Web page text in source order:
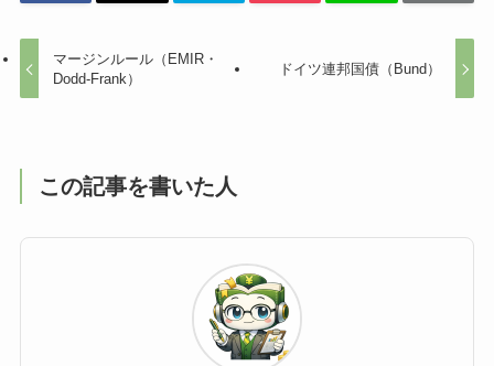
マージンルール（EMIR・
Dodd-Frank）
ドイツ連邦国債（Bund）
この記事を書いた人